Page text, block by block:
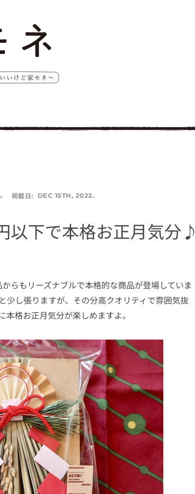
掲載日: DEC 15TH, 2022.
以下で本格お正月気分♪
らもリーズナブルで本格的な商品が登場していま
少し張りますが、その分高クオリティで雰囲気抜
格お正月気分が楽しめますよ。